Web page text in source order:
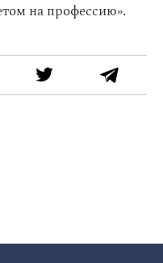
на профессию».